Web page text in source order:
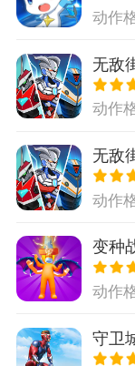
动作
无敌
费版
动作
无敌
动作
变种
动作
守卫